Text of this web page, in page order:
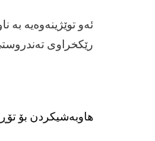
ئه‌و توێژینه‌وه‌یه‌
رێكخراوی ته‌ندروستی جیهانی
هاوبەشیکردن بۆ